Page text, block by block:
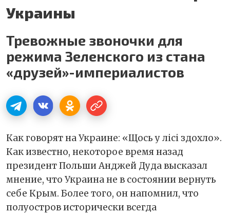
Украины
Тревожные звоночки для
режима Зеленского из стана
«друзей»-империалистов
Как говорят на Украине: «Щось у лісі здохло».
Как известно, некоторое время назад
президент Польши Анджей Дуда высказал
мнение, что Украина не в состоянии вернуть
себе Крым. Более того, он напомнил, что
полуостров исторически всегда